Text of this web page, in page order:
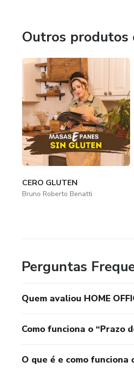
Outros produtos
CERO GLUTEN
Bruno Roberto Benatti
Perguntas
Quem avaliou HOME
Como funciona o “Prazo
O que é e como